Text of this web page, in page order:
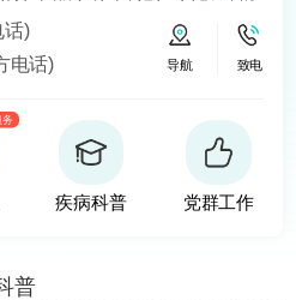
多发病、疑难病的诊治，尤
外线、308准分子激光以及外
表皮移植、微小皮片移植、
话)
电话)
导航 致电
务
疾病科普 党群工作
普